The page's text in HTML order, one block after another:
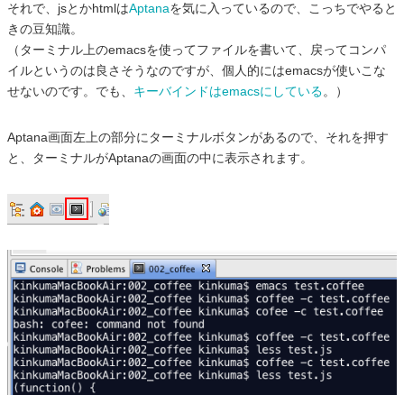
それで、jsとかhtmlはAptanaを気に入っているので、こっちでやると
きの豆知識。
（ターミナル上のemacsを使ってファイルを書いて、戻ってコンパ
イルというのは良さそうなのですが、個人的にはemacsが使いこな
せないのです。でも、 キーバインドはemacsにしている。）
Aptana画面左上の部分にターミナルボタンがあるので、それを押す
と、ターミナルがAptanaの画面の中に表示されます。